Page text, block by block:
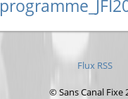
Flux RSS
© Sans Canal Fixe